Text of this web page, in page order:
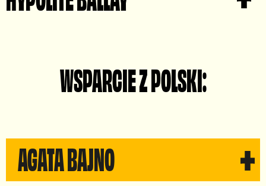
NAUCZYCIELKA FORTEPIANU, UMUZYKALNIENIE DLA
WSPARCIE Z POLSKI:
AGATA BAJNO